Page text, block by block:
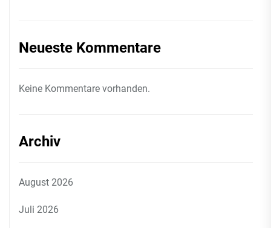
Neueste Kommentare
Keine Kommentare vorhanden.
Archiv
August 2026
Juli 2026